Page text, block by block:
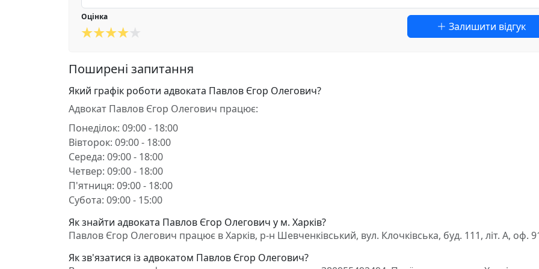
Оцінка
Залишити відгук
Поширені запитання
Який графік роботи адвоката Павлов Єгор Олегович?
Адвокат Павлов Єгор Олегович працює:
Понеділок: 09:00 - 18:00
Вівторок: 09:00 - 18:00
Середа: 09:00 - 18:00
Четвер: 09:00 - 18:00
П'ятниця: 09:00 - 18:00
Субота: 09:00 - 15:00
Як знайти адвоката Павлов Єгор Олегович у м. Харків?
Павлов Єгор Олегович працює в Харків, р-н Шевченківський, вул. Клочківська, буд. 111, літ. А, оф.
Як зв'язатися із адвокатом Павлов Єгор Олегович?